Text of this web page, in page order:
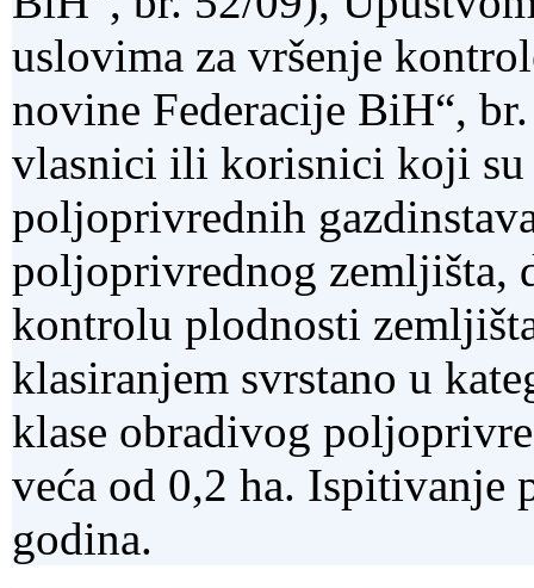
uslovima za vršenje
novine Federacije BiH“,
vlasnici ili korisnici koji su
poljoprivrednih
poljoprivrednog zemljišta,
kontrolu plodnosti
klasiranjem svrstano u
klase obradivog
veća od 0,2 ha. Ispitivanje
godina.